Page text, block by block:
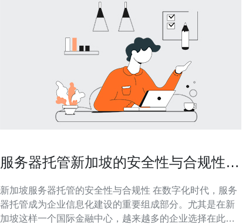
服务器托管新加坡的安全性与合规性探
新加坡服务器托管的安全性与合规性 在数字化时代，服务
器托管成为企业信息化建设的重要组成部分。尤其是在新
加坡这样一个国际金融中心，越来越多的企业选择在此进